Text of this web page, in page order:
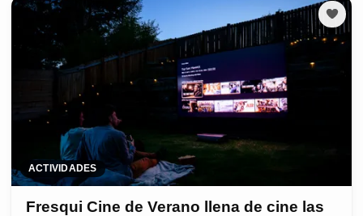
ACTIVIDADES
Fresqui Cine de Verano llena de cine las